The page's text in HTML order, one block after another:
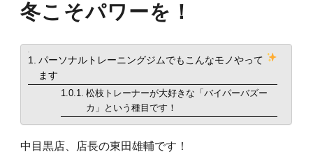
冬こそパワーを！
パーソナルトレーニングジムでもこんなモノやって
ます
松枝トレーナーが大好きな「バイパーバズー
カ」という種目です！
中目黒店、店長の東田雄輔です！
maternity
筋トレ
ダイエット
食事・栄養
food